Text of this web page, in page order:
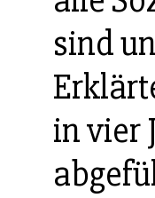
sind
in vier